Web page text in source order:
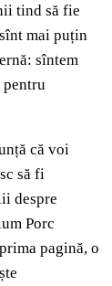
tind să fie
mai puțin
sîntem
pentru
că voi
să fi
despre
Porc
pagină, o